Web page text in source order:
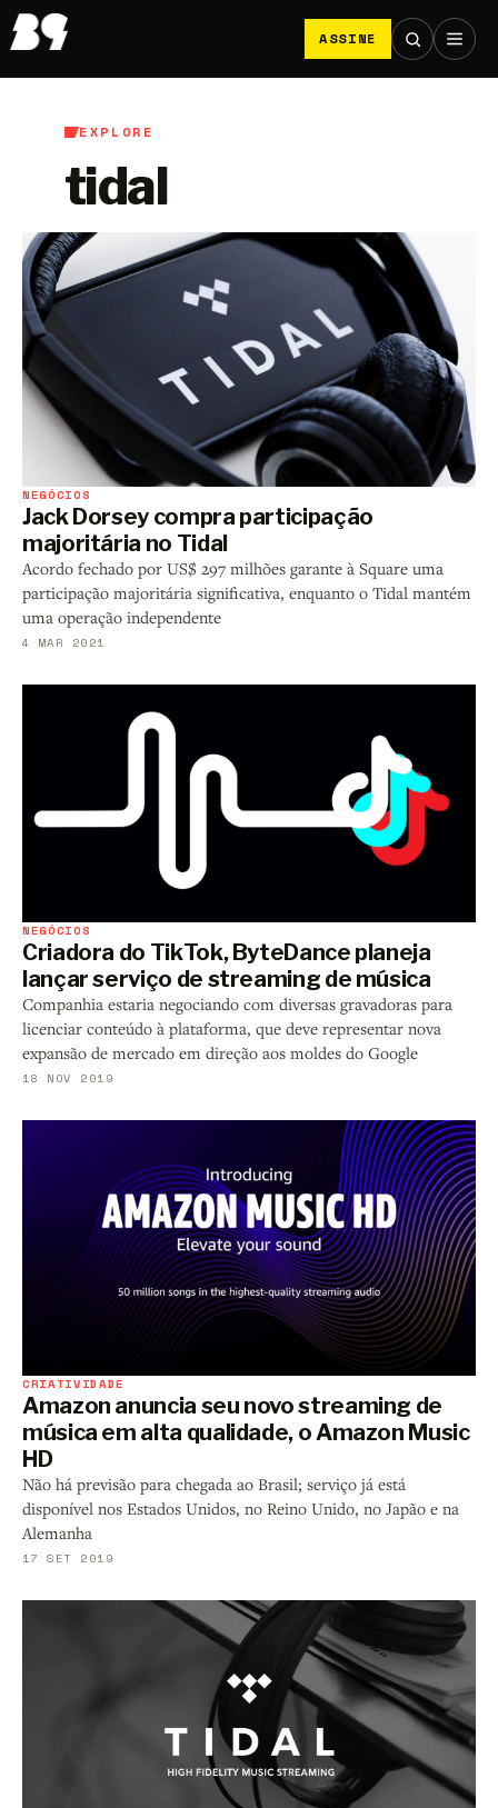
ASSINE
EXPLORE
tidal
NEGÓCIOS
Jack Dorsey compra participação
majoritária no Tidal
Acordo fechado por US$ 297 milhões garante à Square uma
participação majoritária significativa, enquanto o Tidal mantém
uma operação independente
4 MAR 2021
NEGÓCIOS
Criadora do TikTok, ByteDance planeja
lançar serviço de streaming de música
Companhia estaria negociando com diversas gravadoras para
licenciar conteúdo à plataforma, que deve representar nova
expansão de mercado em direção aos moldes do Google
18 NOV 2019
CRIATIVIDADE
Amazon anuncia seu novo streaming de
música em alta qualidade, o Amazon Music
HD
Não há previsão para chegada ao Brasil; serviço já está
disponível nos Estados Unidos, no Reino Unido, no Japão e na
Alemanha
17 SET 2019